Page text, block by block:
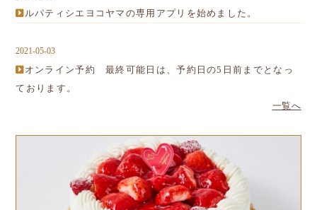
ルパティシエヨコヤマの専用アプリを始めました。
2021-05-03
オンライン予約 最終可能日は、予約日の5日前までとなっ
ております。
一覧へ